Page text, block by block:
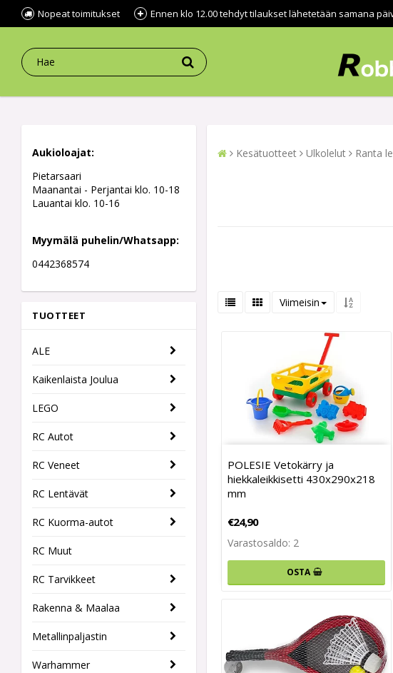
Nopeat toimitukset Ennen klo 12.00 tehdyt tilaukset lähetetään samana
Aukioloajat:
Pietarsaari
Maanantai - Perjantai klo. 10-18
Lauantai klo. 10-16
Myymälä puhelin/Whatsapp:
0442368574
TUOTTEET
ALE
Kaikenlaista Joulua
LEGO
RC Autot
RC Veneet
RC Lentävät
RC Kuorma-autot
RC Muut
RC Tarvikkeet
Rakenna & Maalaa
Metallinpaljastin
Warhammer
Kesätuotteet Ulkolelut Ranta
Viimeisin
POLESIE Vetokärry ja
hiekkaleikkisetti 430x290x218
mm
€24,90
Varastosaldo: 2
OSTA